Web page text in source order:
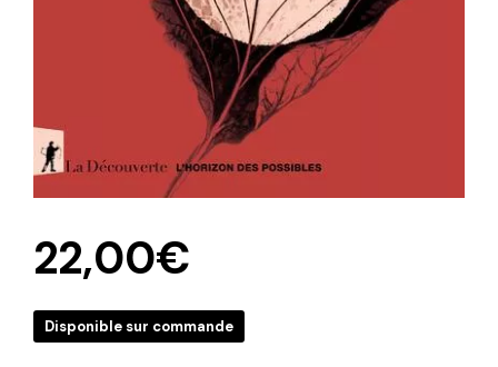
22,00€
Disponible sur commande